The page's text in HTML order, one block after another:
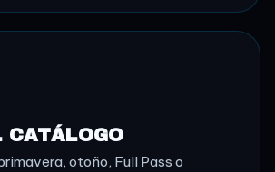
CATÁLOGO
otoño, Full Pass o